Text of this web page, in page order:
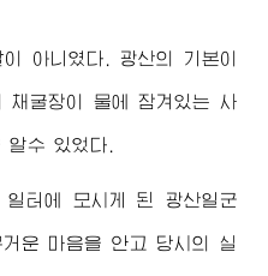
아니였다. 광산의 기본이
채굴장이 물에 잠겨있는 사
수 있었다.
일터에 모시게 된 광산일군
운 마음을 안고 당시의 실